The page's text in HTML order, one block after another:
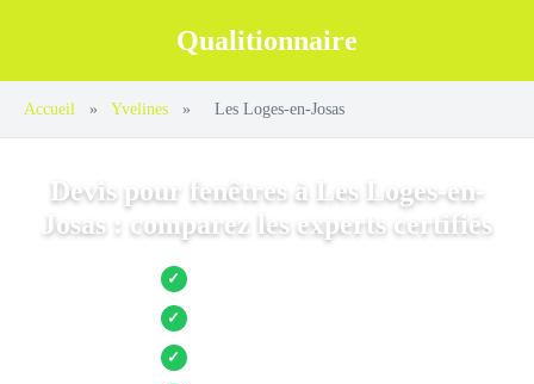
Qualitionnaire
Accueil » Yvelines » Les Loges-en-Josas
Devis pour fenêtres à Les Loges-en-
Josas : comparez les experts certifiés
✓ Jusqu’à 3 devis comparés
✓ Entreprises locales vérifiées
✓ Pose garantie